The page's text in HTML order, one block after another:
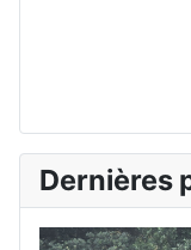
Dernières